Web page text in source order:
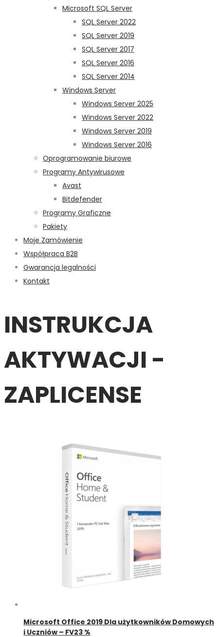
Microsoft SQL Server
SQL Server 2022
SQL Server 2019
SQL Server 2017
SQL Server 2016
SQL Server 2014
Windows Server
Windows Server 2025
Windows Server 2022
Windows Server 2019
Windows Server 2016
Oprogramowanie biurowe
Programy Antywirusowe
Avast
Bitdefender
Programy Graficzne
Pakiety
Moje Zamówienie
Współpraca B2B
Gwarancja legalności
Kontakt
INSTRUKCJA
AKTYWACJI -
ZAPLICENSE
Microsoft Office 2019 Dla użytkowników Domowych
i Uczniów – FV23 %